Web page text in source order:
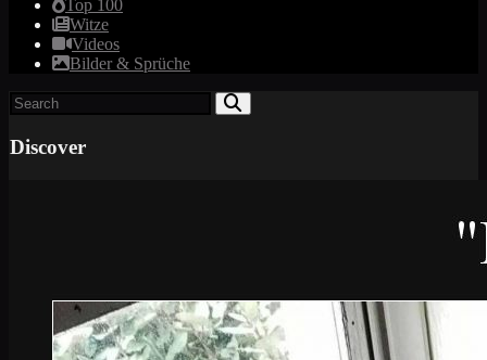
Top 100
Witze
Videos
Bilder & Sprüche
Discover